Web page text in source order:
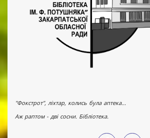
"Фокстрот", ліхтар, колись була аптека...
Аж раптом - дві сосни. Бібліотека.